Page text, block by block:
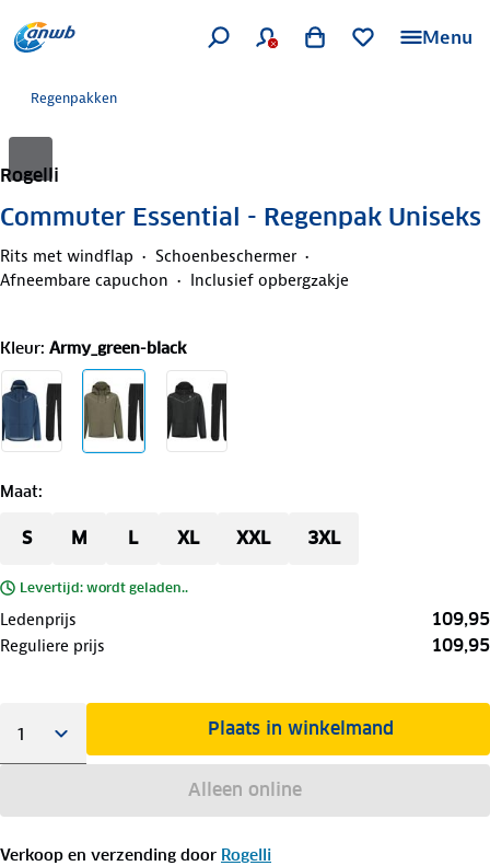
Menu
Regenpakken
Rogelli
Commuter Essential - Regenpak Uniseks
Rits met windflap
Schoenbeschermer
Afneembare capuchon
Inclusief opbergzakje
Kleur: Army_green-black
Maat:
S M L XL XXL 3XL
Levertijd: wordt geladen..
Ledenprijs 109,95
Reguliere prijs 109,95
Plaats in winkelmand
Alleen online
Verkoop en verzending door Rogelli